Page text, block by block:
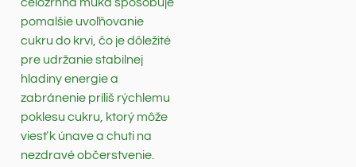
pomalšie uvoľňovanie
cukru do krvi, čo je dôležité
pre udržanie stabilnej
hladiny energie a
zabránenie príliš rýchlemu
poklesu cukru, ktorý môže
viesť k únave a chuti na
nezdravé občerstvenie.